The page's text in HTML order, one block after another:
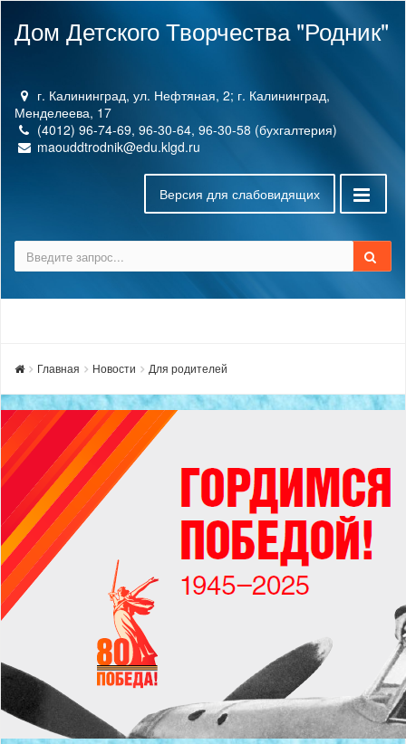
Дом Детского Творчества "Родник"
г. Калининград, ул. Нефтяная, 2; г. Калининград,
Менделеева, 17
(4012) 96-74-69, 96-30-64, 96-30-58 (бухгалтерия)
maouddtrodnik@edu.klgd.ru
Версия для слабовидящих
Главная Новости Для родителей